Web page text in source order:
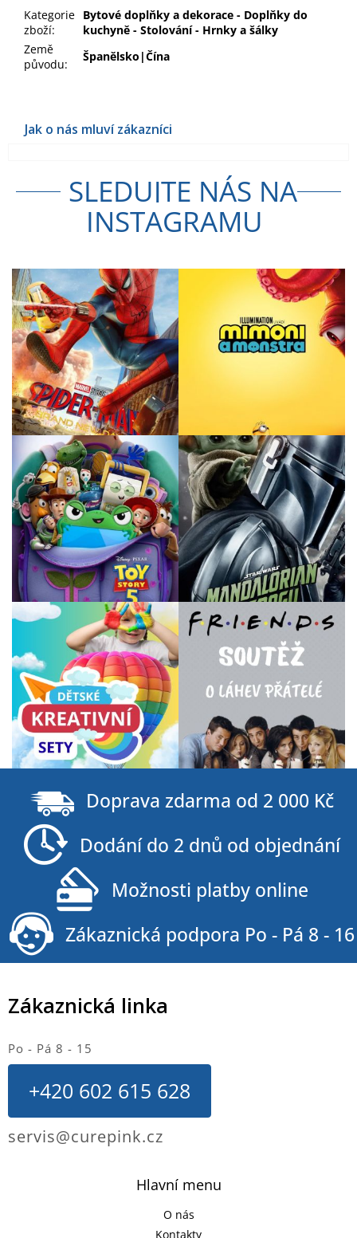
Kategorie
zboží:
Bytové doplňky a dekorace - Doplňky do
kuchyně - Stolování - Hrnky a šálky
Země
původu:
Španělsko|Čína
SLEDUJTE NÁS NA
INSTAGRAMU
Hlavní menu
O nás
Kontakty
Zákaznická linka
Po - Pá 8 - 15
+420 602 615 628
servis@curepink.cz
Doprava zdarma od 2 000 Kč
Dodání do 2 dnů od objednání
Možnosti platby online
Zákaznická podpora Po - Pá 8 - 16